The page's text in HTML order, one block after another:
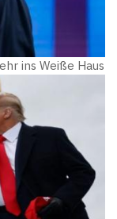
ins Weiße Haus